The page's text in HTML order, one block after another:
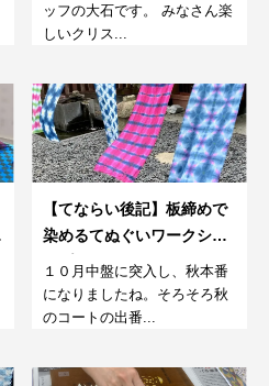
ッフの大石です。 みなさん楽
しいクリス...
【てならい後記】板締めで
染めるてぬぐいワークショ
１０月中盤に突入し、秋本番
になりましたね。そろそろ秋
のコートの出番...